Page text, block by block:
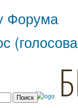
Форума